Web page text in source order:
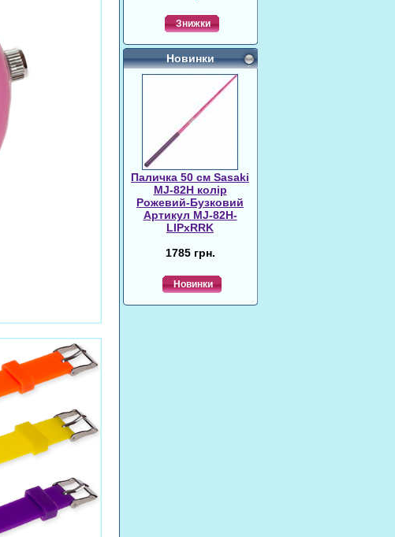
Знижки
Новинки
Паличка 50 см Sasaki
MJ-82H колір
Рожевий-Бузковий
Артикул MJ-82H-
LIPxRRK
1785 грн.
Новинки